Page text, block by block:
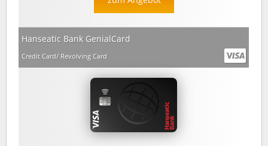
Hanseatic Bank GenialCard
Credit Card/ Revolving Card